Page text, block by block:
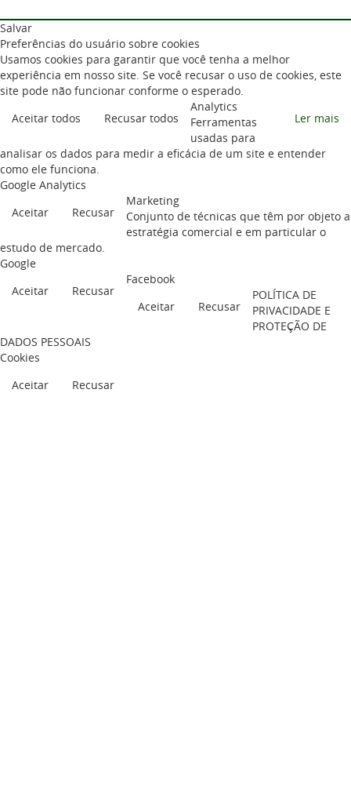
Salvar
Preferências do usuário sobre cookies
Usamos cookies para garantir que você tenha a melhor
experiência em nosso site. Se você recusar o uso de cookies, este
site pode não funcionar conforme o esperado.
Aceitar todos
Recusar todos Ler mais
Analytics
Ferramentas
usadas para
analisar os dados para medir a eficácia de um site e entender
como ele funciona.
Google Analytics
Aceitar
Recusar
Marketing
Conjunto de técnicas que têm por objeto a
estratégia comercial e em particular o
estudo de mercado.
Google
Aceitar
Recusar
Facebook
Aceitar
Recusar
POLÍTICA DE
PRIVACIDADE E
PROTEÇÃO DE
DADOS PESSOAIS
Cookies
Aceitar
Recusar